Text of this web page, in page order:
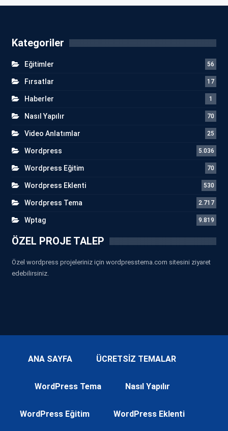
Kategoriler
Eğitimler 56
Fırsatlar 17
Haberler 1
Nasıl Yapılır 70
Video Anlatımlar 25
Wordpress 5.036
Wordpress Eğitim 70
Wordpress Eklenti 530
Wordpress Tema 2.717
Wptag 9.819
ÖZEL PROJE TALEP
Özel wordpress projeleriniz için wordpresstema.com sitesini ziyaret
edebilirsiniz.
ANA SAYFA ÜCRETSİZ TEMALAR
WordPress Tema Nasıl Yapılır
WordPress Eğitim WordPress Eklenti